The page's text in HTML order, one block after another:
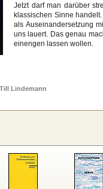
Jetzt darf man darüber
klassischen Sinne
als Auseinandersetzung
uns lauert. Das genau
einengen lassen wollen.
Lindemann